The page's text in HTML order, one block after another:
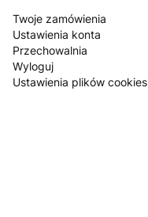
Twoje zamówienia
Ustawienia konta
Przechowalnia
Wyloguj
Ustawienia plików cookies